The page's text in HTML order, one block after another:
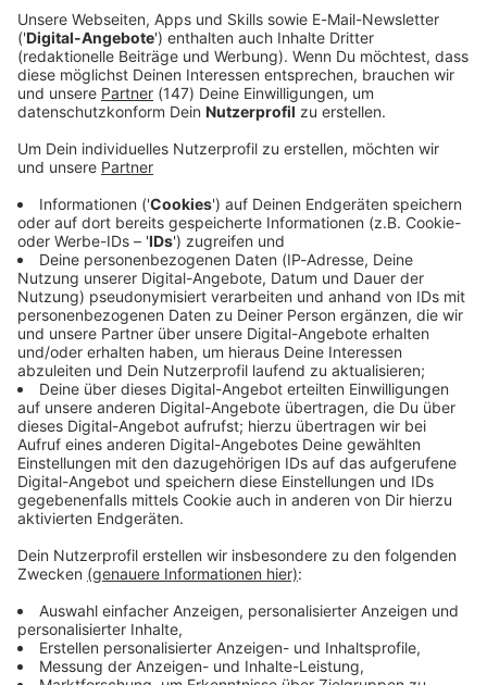
bei vielen auch mit dem Alter löst.» So wie bei ihm.
Immer auf dem Laufenden
bleiben!
Verpass' nichts mehr - mit unserem kostenlosen
ANTENNE BAYERN Newsletter. Ob Nachrichten,
Lifestyle oder unsere neuesten Aktionen - wir
informieren dich.
Zum Newsletter anmelden